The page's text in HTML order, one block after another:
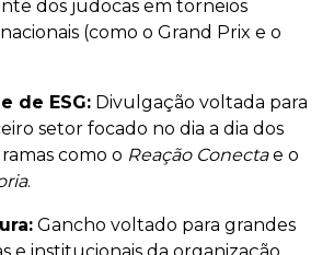
dos judocas em torneios
(como o Grand Prix e o
de ESG: Divulgação voltada para
setor focado no dia a dia dos
como o Reação Conectae o
.
Gancho voltado para grandes